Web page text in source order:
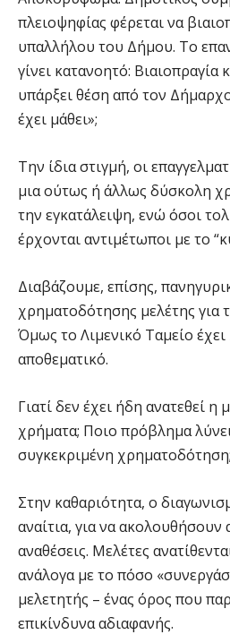
πλειοψηφίας φέρεται να
υπαλλήλου του Δήμου. Το
γίνει κατανοητό:
υπάρξει θέση από τον
έχει μάθει»;
Την ίδια στιγμή, οι
μια ούτως ή άλλως δύσκολη
την εγκατάλειψη, ενώ όσοι
έρχονται αντιμέτωποι με το
Διαβάζουμε, επίσης,
χρηματοδότησης μελέτης για
Όμως το Λιμενικό Ταμείο
αποθεματικό.
Γιατί δεν έχει ήδη ανατεθεί η
χρήματα; Ποιο πρόβλημα
συγκεκριμένη χρηματοδότηση;
Στην καθαριότητα, ο
αναίτια, για να ακολουθήσουν
αναθέσεις. Μελέτες
ανάλογα με το πόσο
μελετητής – ένας όρος που
επικίνδυνα αδιαφανής.